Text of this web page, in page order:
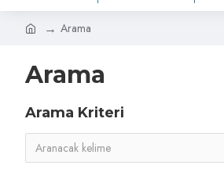
Arama
Arama
Arama Kriteri